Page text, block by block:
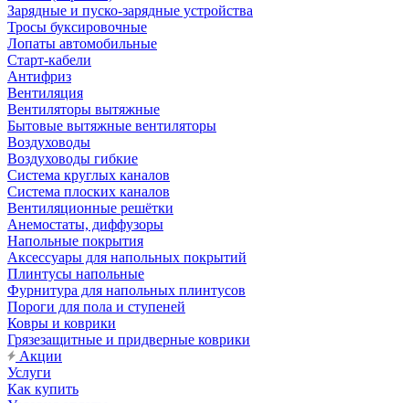
Зарядные и пуско-зарядные устройства
Тросы буксировочные
Лопаты автомобильные
Старт-кабели
Антифриз
Вентиляция
Вентиляторы вытяжные
Бытовые вытяжные вентиляторы
Воздуховоды
Воздуховоды гибкие
Система круглых каналов
Система плоских каналов
Вентиляционные решётки
Анемостаты, диффузоры
Напольные покрытия
Аксессуары для напольных покрытий
Плинтусы напольные
Фурнитура для напольных плинтусов
Пороги для пола и ступеней
Ковры и коврики
Грязезащитные и придверные коврики
Акции
Услуги
Как купить